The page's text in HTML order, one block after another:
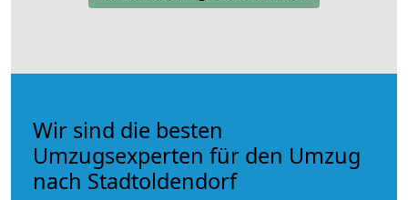
Wir sind die besten
Umzugsexperten für den Umzug
nach Stadtoldendorf